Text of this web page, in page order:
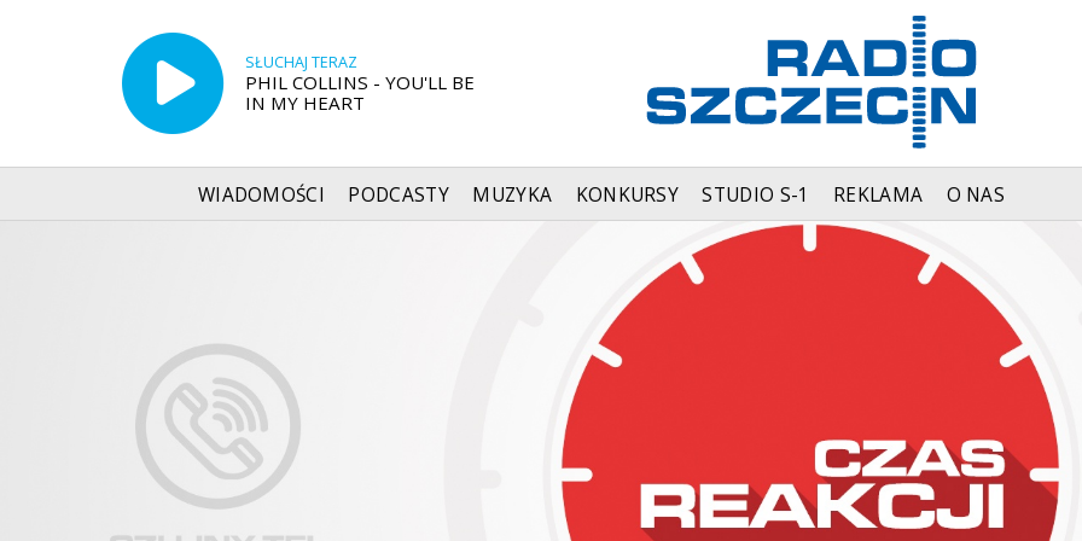
SŁUCHAJ TERAZ
PHIL COLLINS - YOU'LL BE
IN MY HEART
WIADOMOŚCI PODCASTY MUZYKA KONKURSY STUDIO S-1 REKLAMA O NAS